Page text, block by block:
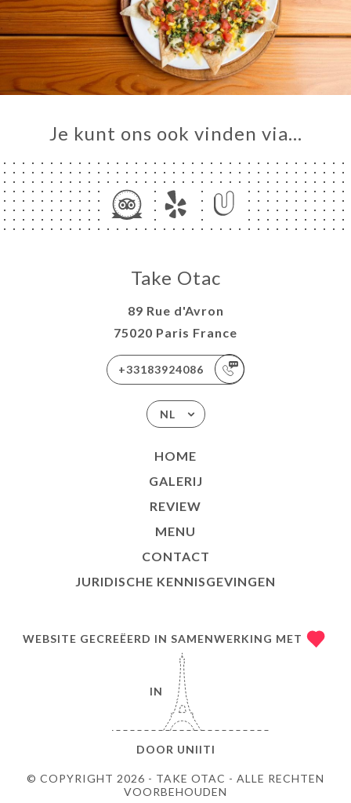
Je kunt ons ook vinden via…
Take Otac
89 Rue d'Avron
75020 Paris France
+33183924086
NL
HOME
GALERIJ
REVIEW
MENU
CONTACT
JURIDISCHE KENNISGEVINGEN
© COPYRIGHT 2026 - TAKE OTAC - ALLE RECHTEN
VOORBEHOUDEN
WEBSITE GECREËERD IN SAMENWERKING MET
IN
DOOR UNIITI